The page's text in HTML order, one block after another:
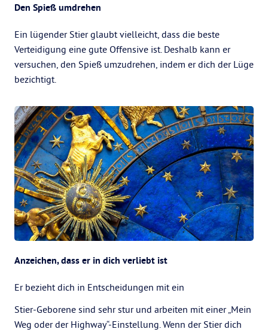
Den Spieß umdrehen
Ein lügender Stier glaubt vielleicht, dass die beste
Verteidigung eine gute Offensive ist. Deshalb kann er
versuchen, den Spieß umzudrehen, indem er dich der Lüge
bezichtigt.
Anzeichen, dass er in dich verliebt ist
Er bezieht dich in Entscheidungen mit ein
Stier-Geborene sind sehr stur und arbeiten mit einer „Mein
Weg oder der Highway“-Einstellung. Wenn der Stier dich